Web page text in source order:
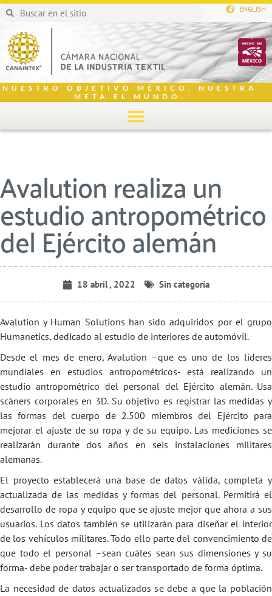
ENGLISH
NUESTRO OBJETIVO MÉXICO, NUESTRA
META EL MUNDO.
Avalution realiza un
estudio antropométrico
del Ejército alemán
18 abril , 2022 Sin categoría
Avalution y Human Solutions han sido adquiridos por el grupo
Humanetics, dedicado al estudio de interiores de automóvil.
Desde el mes de enero, Avalution –que es uno de los líderes
mundiales en estudios antropométricos- está realizando un
estudio antropométrico del personal del Ejército alemán. Usa
scáners corporales en 3D. Su objetivo es registrar las medidas y
las formas del cuerpo de 2.500 miembros del Ejército para
mejorar el ajuste de su ropa y de su equipo. Las mediciones se
realizarán durante dos años en seis instalaciones militares
alemanas.
El proyecto establecerá una base de datos válida, completa y
actualizada de las medidas y formas del personal. Permitirá el
desarrollo de ropa y equipo que se ajuste mejor que ahora a sus
usuarios. Los datos también se utilizarán para diseñar el interior
de los vehículos militares. Todo ello parte del convencimiento de
que todo el personal –sean cuáles sean sus dimensiones y su
forma- debe poder trabajar o ser transportado de forma óptima.
La necesidad de datos actualizados se debe a que la población